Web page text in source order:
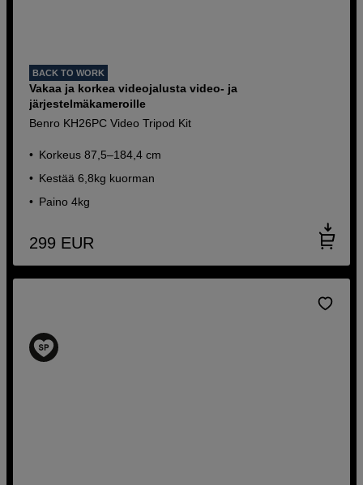
BACK TO WORK
Vakaa ja korkea videojalusta video- ja
järjestelmäkameroille
Benro KH26PC Video Tripod Kit
Korkeus 87,5–184,4 cm
Kestää 6,8kg kuorman
Paino 4kg
299 EUR